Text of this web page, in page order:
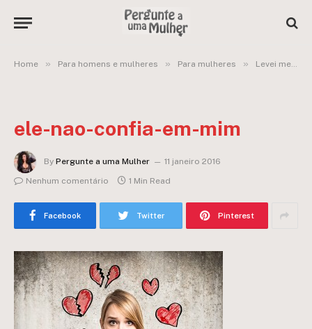
Home » Para homens e mulheres » Para mulheres » Levei meu namorado na casa do meu ex, ele achou que o trai e nunca mais confiou em mim!
ele-nao-confia-em-mim
By Pergunte a uma Mulher
11 janeiro 2016
Nenhum comentário
1 Min Read
Facebook Twitter Pinterest